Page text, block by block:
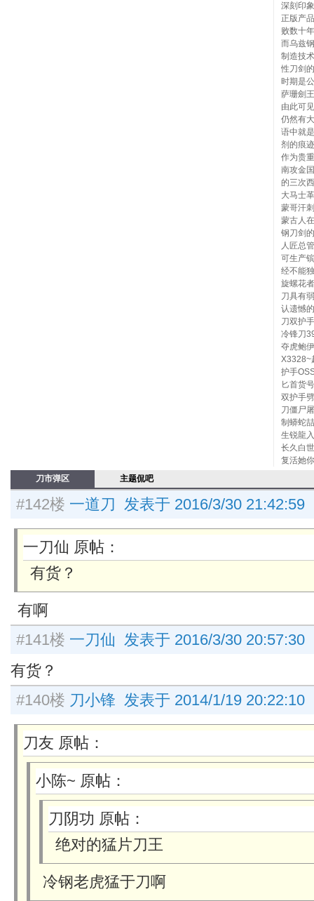
深刻印
正版产
败数十
而乌兹
制造技
性刀剑
时期是
萨珊劍
由此可
仍然有
语中就
剂的痕
作为贵
南攻金
的三次
大马士
蒙哥汗
蒙古人
钢刀剑
人匠总
可生产
经不能
旋螺花
刀具有
认遗憾
刀双护
冷锋刀
夺虎鲍
X3328~
护手
匕首货
双护手
刀僵尸
制蟒蛇
生锐龍
长久白
复活她
刀市弹区
主题侃吧
#142楼 一道刀 发表于 2016/3/30 21:42:59
一刀仙 原帖：
有货？
有啊
#141楼 一刀仙 发表于 2016/3/30 20:57:30
有货？
#140楼 刀小锋 发表于 2014/1/19 20:22:10
刀友 原帖：
小陈~ 原帖：
刀阴功 原帖：
绝对的猛片刀王
冷钢老虎猛于刀啊